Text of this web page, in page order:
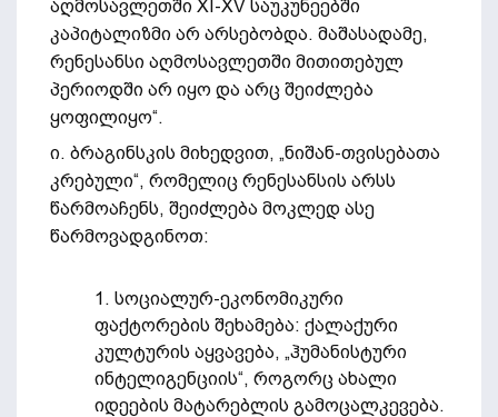
აღმოსავლეთში XI-XV საუკუნეებში
კაპიტალიზმი არ არსებობდა. მაშასადამე,
რენესანსი აღმოსავლეთში მითითებულ
პერიოდში არ იყო და არც შეიძლება
ყოფილიყო“.
ი. ბრაგინსკის მიხედვით, „ნიშან-თვისებათა
კრებული“, რომელიც რენესანსის არსს
წარმოაჩენს, შეიძლება მოკლედ ასე
წარმოვადგინოთ:
1. სოციალურ-ეკონომიკური
ფაქტორების შეხამება: ქალაქური
კულტურის აყვავება, „ჰუმანისტური
ინტელიგენციის“, როგორც ახალი
იდეების მატარებლის გამოცალკევება.